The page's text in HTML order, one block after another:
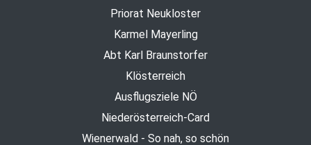
Priorat Neukloster
Karmel Mayerling
Abt Karl Braunstorfer
Klösterreich
Ausflugsziele NÖ
Niederösterreich-Card
Wienerwald - So nah, so schön